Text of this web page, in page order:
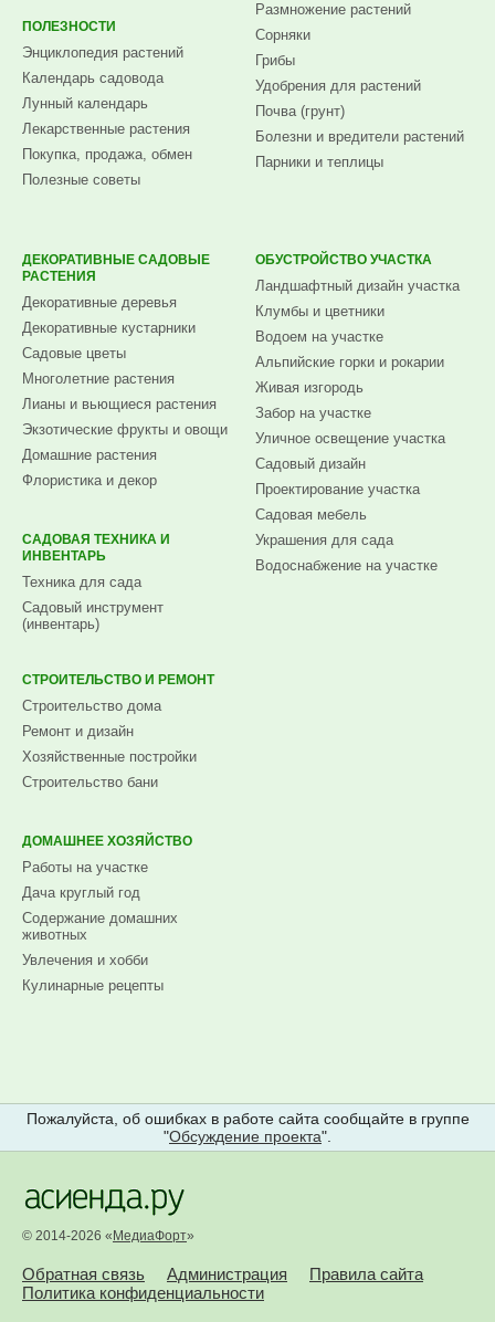
ПОЛЕЗНОСТИ
Энциклопедия растений
Календарь садовода
Лунный календарь
Лекарственные растения
Покупка, продажа, обмен
Полезные советы
Размножение растений
Сорняки
Грибы
Удобрения для растений
Почва (грунт)
Болезни и вредители растений
Парники и теплицы
ДЕКОРАТИВНЫЕ САДОВЫЕ
РАСТЕНИЯ
Декоративные деревья
Декоративные кустарники
Садовые цветы
Многолетние растения
Лианы и вьющиеся растения
Экзотические фрукты и овощи
Домашние растения
Флористика и декор
САДОВАЯ ТЕХНИКА И
ИНВЕНТАРЬ
Техника для сада
Садовый инструмент
(инвентарь)
ОБУСТРОЙСТВО УЧАСТКА
Ландшафтный дизайн участка
Клумбы и цветники
Водоем на участке
Альпийские горки и рокарии
Живая изгородь
Забор на участке
Уличное освещение участка
Садовый дизайн
Проектирование участка
Садовая мебель
Украшения для сада
Водоснабжение на участке
СТРОИТЕЛЬСТВО И РЕМОНТ
Строительство дома
Ремонт и дизайн
Хозяйственные постройки
Строительство бани
ДОМАШНЕЕ ХОЗЯЙСТВО
Работы на участке
Дача круглый год
Содержание домашних
животных
Увлечения и хобби
Кулинарные рецепты
Пожалуйста, об ошибках в работе сайта сообщайте в группе
"Обсуждение проекта".
© 2014-2026 « МедиаФорт»
Обратная связь Администрация
Правила сайта
Политика конфиденциальности